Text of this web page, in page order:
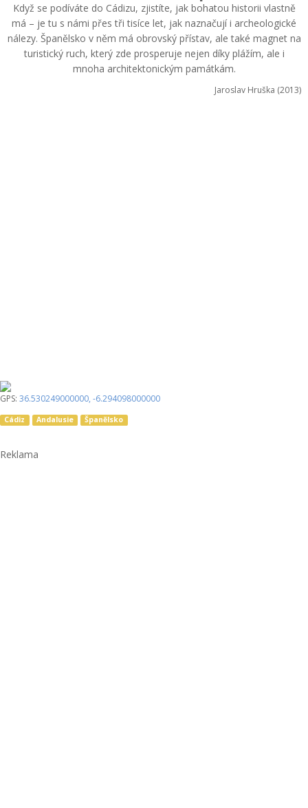
Když se podíváte do Cádizu, zjistíte, jak bohatou historii vlastně
má – je tu s námi přes tři tisíce let, jak naznačují i archeologické
nálezy. Španělsko v něm má obrovský přístav, ale také magnet na
turistický ruch, který zde prosperuje nejen díky plážím, ale i
mnoha architektonickým památkám.
Jaroslav Hruška (2013)
GPS: 36.530249000000, -6.294098000000
Cádiz Andalusie Španělsko
Reklama